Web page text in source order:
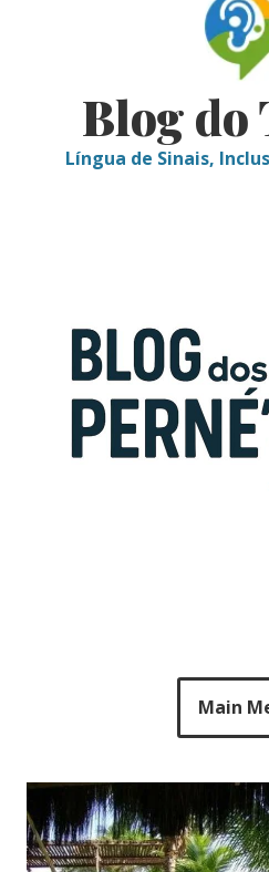
Blog do
Língua de Sinais,
Main